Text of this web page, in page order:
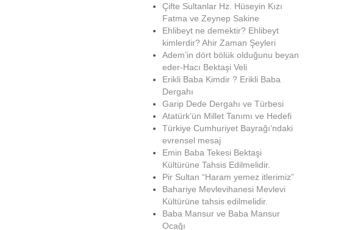
Çifte Sultanlar Hz. Hüseyin Kızı
Fatma ve Zeynep Sakine
Ehlibeyt ne demektir? Ehlibeyt
kimlerdir? Ahir Zaman Şeyleri
Adem’in dört bölük olduğunu beyan
eder-Hacı Bektaşi Veli
Erikli Baba Kimdir ? Erikli Baba
Dergahı
Garip Dede Dergahı ve Türbesi
Atatürk’ün Millet Tanımı ve Hedefi
Türkiye Cumhuriyet Bayrağı’ndaki
evrensel mesaj
Emin Baba Tekesi Bektaşi
Kültürüne Tahsis Edilmelidir.
Pir Sultan “Haram yemez itlerimiz”
Bahariye Mevlevihanesi Mevlevi
Kültürüne tahsis edilmelidir.
Baba Mansur ve Baba Mansur
Ocağı